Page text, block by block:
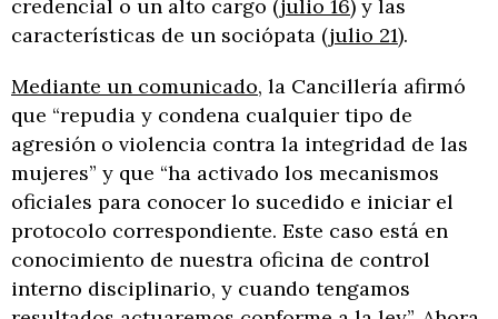
credencial o un alto cargo (julio 16) y las
características de un sociópata (julio 21).
Mediante un comunicado, la Cancillería afirmó
que “repudia y condena cualquier tipo de
agresión o violencia contra la integridad de las
mujeres” y que “ha activado los mecanismos
oficiales para conocer lo sucedido e iniciar el
protocolo correspondiente. Este caso está en
conocimiento de nuestra oficina de control
interno disciplinario, y cuando tengamos